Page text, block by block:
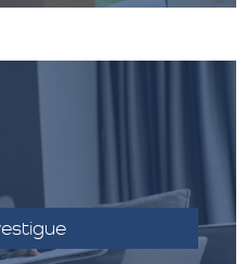
aduaneras del
inconvenientes.